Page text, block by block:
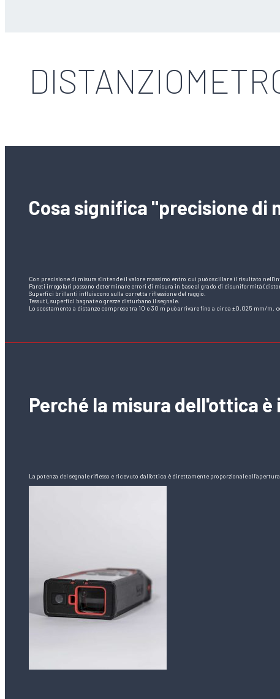
Cosa significa "precisione di
Con precisione di misura s’intende il valore massimo entro cui può oscillare il risultato
Pareti irregolari possono determinare errori di misura in base al grado di disuniformità
Superfici brillanti influiscono sulla corretta riflessione del raggio.
Tessuti, superfici bagnate o grezze disturbano il segnale.
Lo scostamento a distanze comprese tra 10 e 30 m può arrivare fino a circa ±0,025 mm/m,
Perché la misura dell'ottica
La potenza del segnale riflesso e ricevuto dall’ottica è direttamente proporzionale